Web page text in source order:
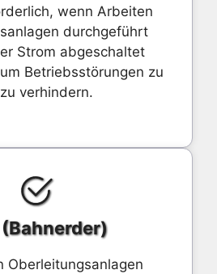
wenn Arbeiten
durchgeführt
Strom abgeschaltet
Betriebsstörungen zu
verhindern.
(Bahnerder)
Oberleitungsanlagen